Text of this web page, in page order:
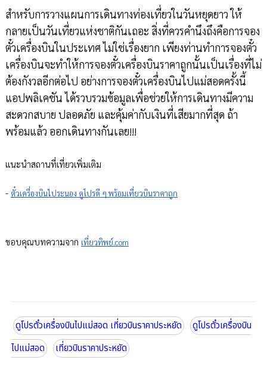
สำหรับการวางแผนการเดินทางท่องเที่ยวในวันหยุดยาว ให้
กลายเป็นวันเที่ยวแห่งชาติกันเถอะ สิ่งที่ควรคำนึงถึงคือการจอง
ตั๋วเครื่องบินในประเทศ ไม่ใช่เรื่องยาก เพียงท่านทำการจองตั๋ว
เครื่องบินจะทำให้การจองตั๋วเครื่องบินราคาถูกนั้นเป็นเรื่องที่ไม่
ต้องกังวลอีกต่อไป อย่างการจองตั๋วเครื่องบินไปแม่สอดครั้งนี้
แอปพลิเคชัน ได้รวบรวมข้อมูลเพื่อช่วยให้การเดินทางมีความ
สะดวกสบาย ปลอดภัย และคุ้มค่ากับเงินที่เสียมากที่สุด ถ้า
พร้อมแล้ว ออกเดินทางกันเลย!!!
แนะนำสถานที่เที่ยวเพิ่มเติม
- ตั๋วเครื่องบินไประนอง ดูโปรดี ๆ พร้อมเที่ยวบินราคาถูก
ขอบคุณบทความจาก เที่ยวทิพย์.com
ดูโปรตั๋วเครื่องบินไปแม่สอด เที่ยวบินราคาประหยัด
ดูโปรตั๋วเครื่องบิน
ไปแม่สอด
เที่ยวบินราคาประหยัด